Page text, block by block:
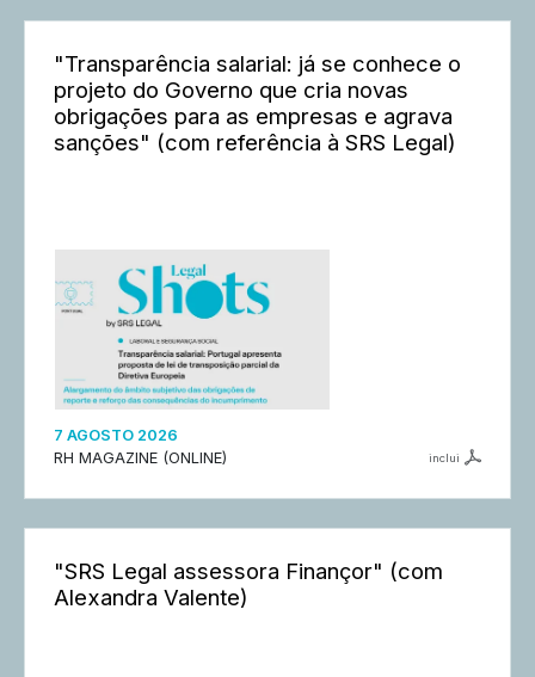
"Transparência salarial: já se conhece o
projeto do Governo que cria novas
obrigações para as empresas e agrava
sanções" (com referência à SRS Legal)
7 AGOSTO 2026
RH MAGAZINE (ONLINE)
inclui
"SRS Legal assessora Finançor" (com
Alexandra Valente)